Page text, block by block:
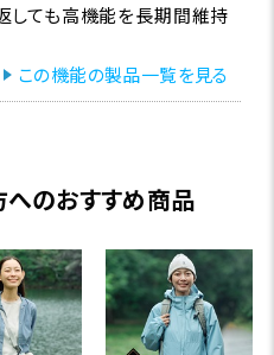
しても高機能を長期間維持
この機能の製品一覧を見る
のおすすめ商品